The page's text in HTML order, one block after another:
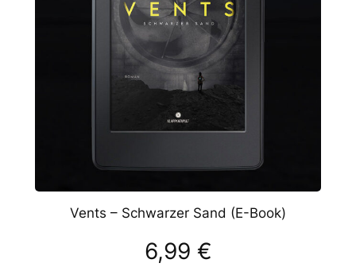
Vents – Schwarzer Sand (E-Book)
6,99 €